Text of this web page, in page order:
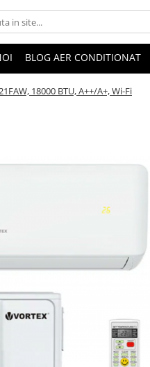
BLOG AER CONDITIONAT
18000 BTU, A++/A+, Wi-Fi